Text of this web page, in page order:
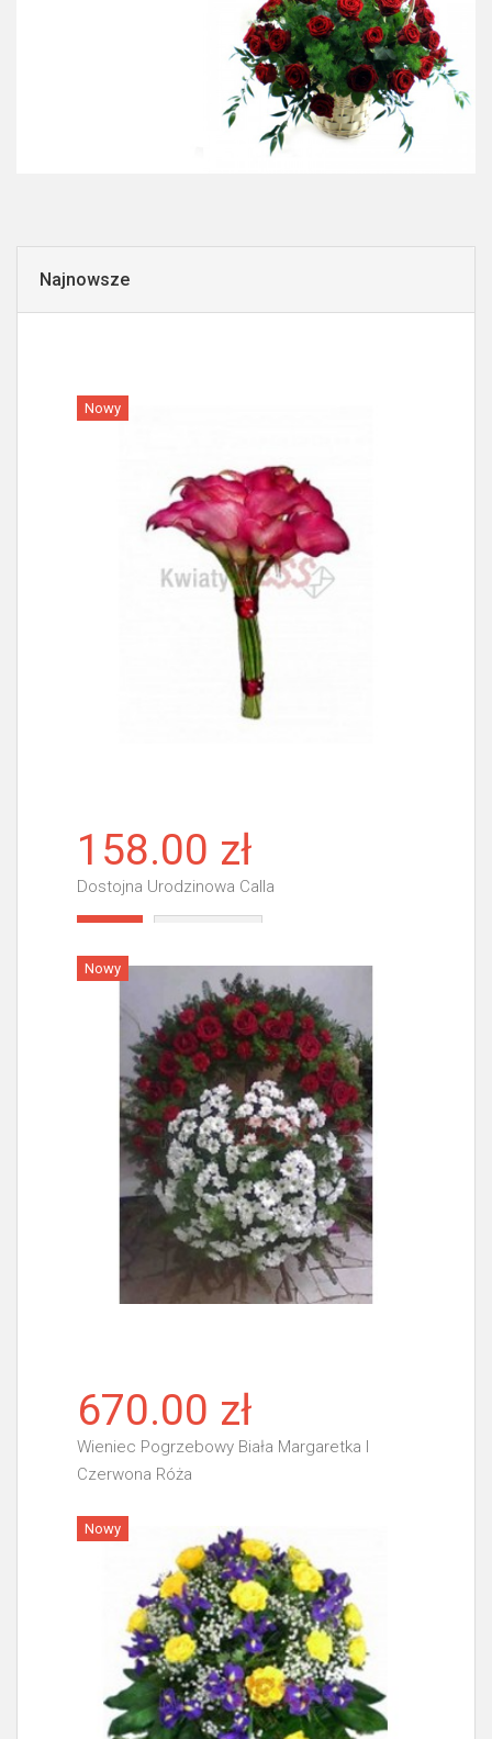
Najnowsze
Nowy
158.00 zł
Dostojna Urodzinowa Calla
Nowy
670.00 zł
Wieniec Pogrzebowy Biała Margaretka I
Czerwona Róża
Więcej
Nowy